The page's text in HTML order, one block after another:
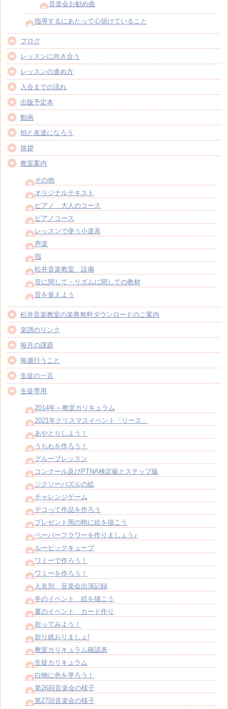
音楽会お勧め曲
指導するにあたって心掛けていること
ブログ
レッスンに向き合う
レッスンの進め方
入会までの流れ
出版予定本
動画
拍と友達になろう
挨拶
教室案内
その他
オリジナルテキスト
ピアノ 大人のコース
ピアノコース
レッスンで使う小道具
声楽
指
松井音楽教室 設備
音に関して・リズムに関しての教材
音を覚えよう
松井音楽教室の楽典無料ダウンロードのご案内
楽譜のリンク
毎月の課題
毎週行うこと
生徒の一言
生徒専用
2014年～教室カリキュラム
2021年クリスマスイベント「リース」
あやとりしよう！
うちわを作ろう！
グループレッスン
コンクール及びPTNA検定級とステップ級
ジクソーパズルの絵
チャレンジゲーム
デコって作品を作ろう
プレゼント用の鞄に絵を描こう
ペーパーフラワーを作りましょう♪
ルービックキューブ
ワミーで作ろう！
ワミーを作ろう！
人名別 音楽会出演記録
冬のイベント 絵を描こう
夏のイベント カード作り
折ってみよう！
折り紙おりましょ!
教室カリキュラム確認表
生徒カリキュラム
白物に色を塗ろう！
第26回音楽会の様子
第27回音楽会の様子